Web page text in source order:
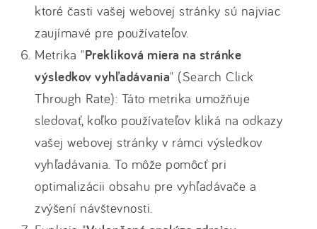
ktoré časti vašej webovej stránky sú najviac
zaujímavé pre používateľov.
Metrika "Prekliková miera na stránke
výsledkov vyhľadávania" (Search Click
Through Rate): Táto metrika umožňuje
sledovať, koľko používateľov kliká na odkazy
vašej webovej stránky v rámci výsledkov
vyhľadávania. To môže pomôcť pri
optimalizácii obsahu pre vyhľadávače a
zvýšení návštevnosti.